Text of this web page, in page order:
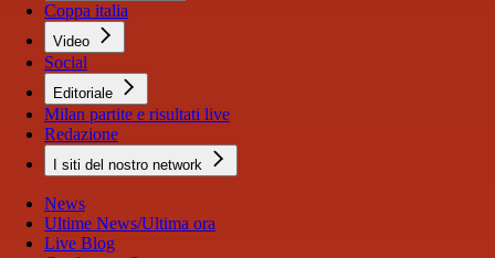
Coppa italia
Video
Social
Editoriale
Milan partite e risultati live
Redazione
I siti del nostro network
News
Ultime News/Ultima ora
Live Blog